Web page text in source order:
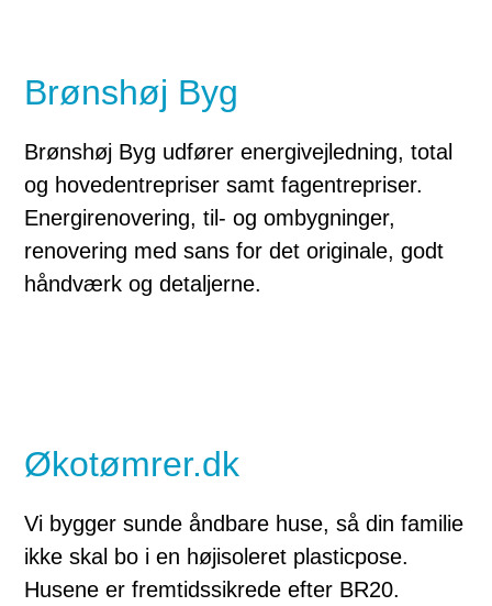
Brønshøj Byg
Brønshøj Byg udfører energivejledning, total
og hovedentrepriser samt fagentrepriser.
Energirenovering, til- og ombygninger,
renovering med sans for det originale, godt
håndværk og detaljerne.
Økotømrer.dk
Vi bygger sunde åndbare huse, så din familie
ikke skal bo i en højisoleret plasticpose.
Husene er fremtidssikrede efter BR20.